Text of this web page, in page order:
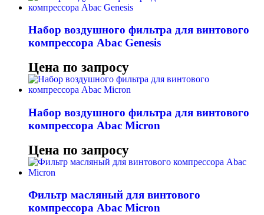
Набор воздушного фильтра для винтового
компрессора Abac Genesis
Цена по запросу
Набор воздушного фильтра для винтового
компрессора Abac Micron
Цена по запросу
Фильтр масляный для винтового
компрессора Abac Micron